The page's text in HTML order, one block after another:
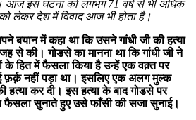
आज इस घटना को लगभग 71 वर्ष से भी अधिक
लेकर देश में विवाद आज भी होता है।
बयान में कहा था कि उसने गांधी जी की हत्या
से की। गोडसे का मानना था कि गांधी जी ने
के हित में फैसला किया है उन्हें एक वक़्त पर
फ़र्क़ नहीं पड़ा था। इसलिए एक अलग मुल्क
हत्या कर दी। इस हत्या के बाद गोडसे पर
फैसला सुनाते हुए उसे फाँसी की सजा सुनाई।